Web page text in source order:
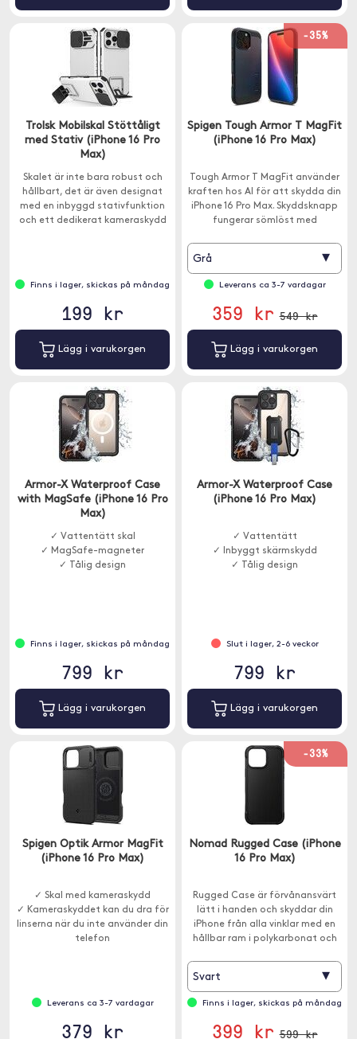
Trolsk Mobilskal Stöttåligt
med Stativ (iPhone 16 Pro
Max)
Skalet är inte bara robust och
hållbart, det är även designat
med en inbyggd stativfunktion
och ett dedikerat kameraskydd
Finns i lager, skickas på måndag
199 kr
Lägg i varukorgen
-35%
Spigen Tough Armor T MagFit
(iPhone 16 Pro Max)
Tough Armor T MagFit använder
kraften hos AI för att skydda din
iPhone 16 Pro Max. Skyddsknapp
fungerar sömlöst med
Grå ▾
Leverans ca 3-7 vardagar
359 kr 549 kr
Lägg i varukorgen
Armor-X Waterproof Case
with MagSafe (iPhone 16 Pro
Max)
✓ Vattentätt skal
✓ MagSafe-magneter
✓ Tålig design
Finns i lager, skickas på måndag
799 kr
Lägg i varukorgen
Armor-X Waterproof Case
(iPhone 16 Pro Max)
✓ Vattentätt
✓ Inbyggt skärmskydd
✓ Tålig design
Slut i lager, 2-6 veckor
799 kr
Lägg i varukorgen
Spigen Optik Armor MagFit
(iPhone 16 Pro Max)
✓ Skal med kameraskydd
✓ Kameraskyddet kan du dra för
linserna när du inte använder din
telefon
Leverans ca 3-7 vardagar
379 kr
-33%
Nomad Rugged Case (iPhone
16 Pro Max)
Rugged Case är förvånansvärt
lätt i handen och skyddar din
iPhone från alla vinklar med en
hållbar ram i polykarbonat och
Svart ▾
Finns i lager, skickas på måndag
399 kr 599 kr